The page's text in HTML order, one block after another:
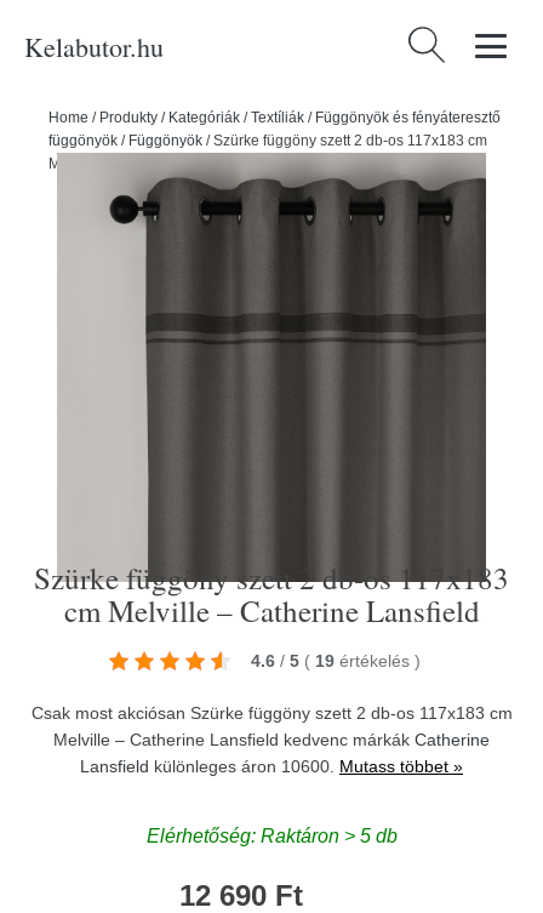
Kelabutor.hu Keresés:
Home / Produkty / Kategóriák /Textíliák / Függönyök és fényáteresztő
függönyök / Függönyök /Szürke függöny szett 2 db-os 117x183 cm
Melville – Catherine Lansfield
Szürke függöny szett 2 db-os 117x183
cm Melville – Catherine Lansfield
4.6 / 5 ( 19 értékelés )
Csak most akciósan Szürke függöny szett 2 db-os 117x183 cm
Melville – Catherine Lansfield kedvenc márkák Catherine
Lansfield különleges áron 10600. Mutass többet »
Elérhetőség: Raktáron > 5 db
12 690 Ft